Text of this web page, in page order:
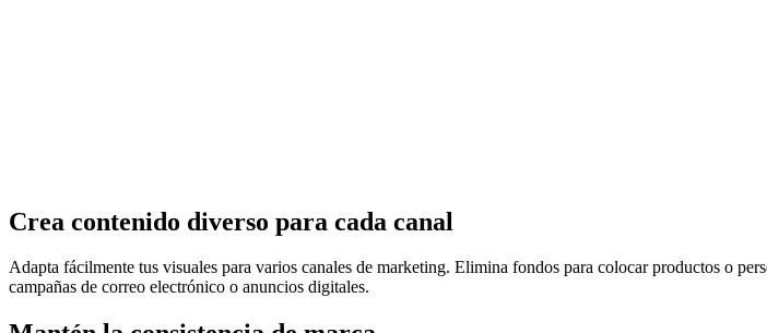
Crea contenido diverso para cada canal
Adapta fácilmente tus visuales para varios canales de marketing. Elimina fondos para colocar productos o
campañas de correo electrónico o anuncios digitales.